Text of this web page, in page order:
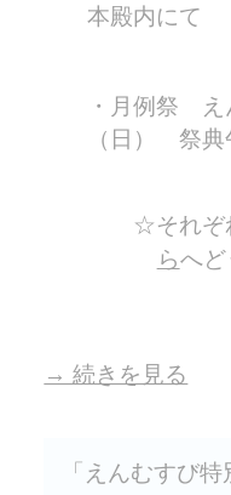
本殿内にて
月例祭 え
（日） 祭典
それ
らへ
→ 続きを見る
「えんむすび